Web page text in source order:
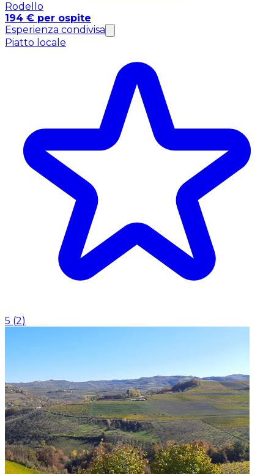
Rodello
194 € per ospite
Esperienza condivisa
Piatto locale
5 (2)